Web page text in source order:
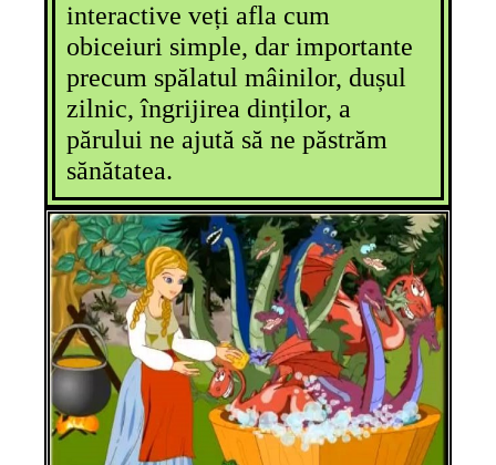
interactive veți afla cum
obiceiuri simple, dar importante
precum spălatul mâinilor, dușul
zilnic, îngrijirea dinților, a
părului ne ajută să ne păstrăm
sănătatea.